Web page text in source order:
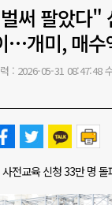
써 팔았다"
…개미, 매수
: 2026-05-31 08:47:48
사전교육 신청 33만 명 돌